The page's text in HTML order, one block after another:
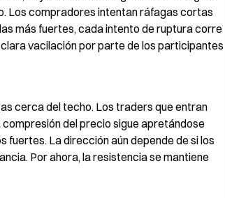
Los compradores intentan ráfagas cortas
más fuertes, cada intento de ruptura corre
vacilación por parte de los participantes
cerca del techo. Los traders que entran
del precio sigue apretándose
La dirección aún depende de si los
Por ahora, la resistencia se mantiene